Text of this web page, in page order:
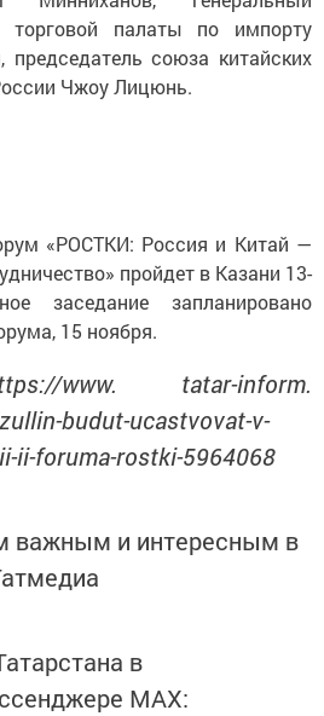
торговой палаты по импорту
председатель союза китайских
Чжоу Лицюнь.
«РОСТКИ: Россия и Китай —
пройдет в Казани 13-
заседание запланировано
15 ноября.
www. tatar-inform.
budut-ucastvovat-v-
ii-foruma-rostki-5964068
важным и интересным в
в
MАХ: